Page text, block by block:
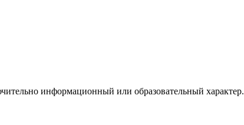
информационный или образовательный характер.